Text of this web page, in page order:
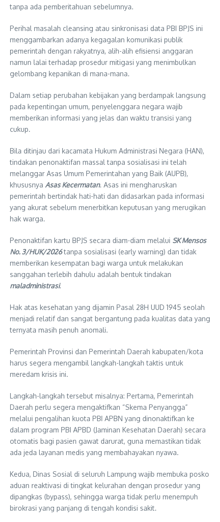
tanpa ada pemberitahuan sebelumnya.
Perihal masalah cleansing atau sinkronisasi data PBI BPJS ini
menggambarkan adanya kegagalan komunikasi publik
pemerintah dengan rakyatnya, alih-alih efisiensi anggaran
namun lalai terhadap prosedur mitigasi yang menimbulkan
gelombang kepanikan di mana-mana.
Dalam setiap perubahan kebijakan yang berdampak langsung
pada kepentingan umum, penyelenggara negara wajib
memberikan informasi yang jelas dan waktu transisi yang
cukup.
Bila ditinjau dari kacamata Hukum Administrasi Negara (HAN),
tindakan penonaktifan massal tanpa sosialisasi ini telah
melanggar Asas Umum Pemerintahan yang Baik (AUPB),
khususnya Asas Kecermatan. Asas ini mengharuskan
pemerintah bertindak hati-hati dan didasarkan pada informasi
yang akurat sebelum menerbitkan keputusan yang merugikan
hak warga.
Penonaktifan kartu BPJS secara diam-diam melalui SK Mensos
No. 3/HUK/2026tanpa sosialisasi (early warning) dan tidak
memberikan kesempatan bagi warga untuk melakukan
sanggahan terlebih dahulu adalah bentuk tindakan
maladministrasi.
Hak atas kesehatan yang dijamin Pasal 28H UUD 1945 seolah
menjadi relatif dan sangat bergantung pada kualitas data yang
ternyata masih penuh anomali.
Pemerintah Provinsi dan Pemerintah Daerah kabupaten/kota
harus segera mengambil langkah-langkah taktis untuk
meredam krisis ini.
Langkah-langkah tersebut misalnya: Pertama, Pemerintah
Daerah perlu segera mengaktifkan “Skema Penyangga”
melalui pengalihan kuota PBI APBN yang dinonaktifkan ke
dalam program PBI APBD (Jaminan Kesehatan Daerah) secara
otomatis bagi pasien gawat darurat, guna memastikan tidak
ada jeda layanan medis yang membahayakan nyawa.
Kedua, Dinas Sosial di seluruh Lampung wajib membuka posko
aduan reaktivasi di tingkat kelurahan dengan prosedur yang
dipangkas (bypass), sehingga warga tidak perlu menempuh
birokrasi yang panjang di tengah kondisi sakit.